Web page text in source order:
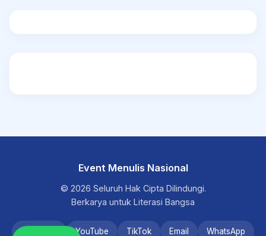
Event Menulis Nasional
© 2026 Seluruh Hak Cipta Dilindungi.
Berkarya untuk Literasi Bangsa
YouTube TikTok Email WhatsApp